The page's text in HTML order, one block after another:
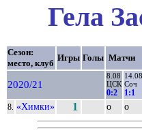
Гела
Сезон:
место, клуб
Игры Голы Матчи
2020/21
8.08
ЦСК
0:2
14.08
Соч
1:1
8. «Химки» 1 о о